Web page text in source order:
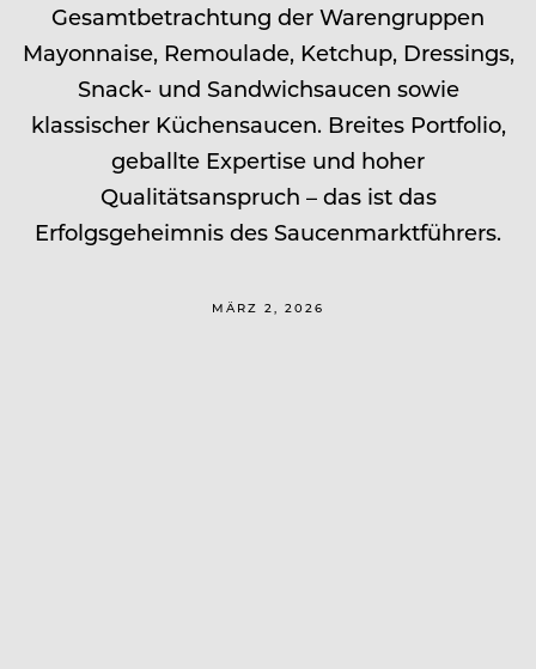
Gesamtbetrachtung der Warengruppen
Mayonnaise, Remoulade, Ketchup, Dressings,
Snack- und Sandwichsaucen sowie
klassischer Küchensaucen. Breites Portfolio,
geballte Expertise und hoher
Qualitätsanspruch – das ist das
Erfolgsgeheimnis des Saucenmarktführers.
MÄRZ 2, 2026